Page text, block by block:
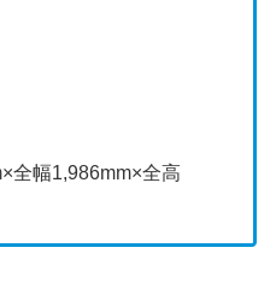
全幅1,986mm×全高